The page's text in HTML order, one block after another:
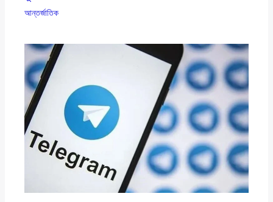
আন্তর্জাতিক